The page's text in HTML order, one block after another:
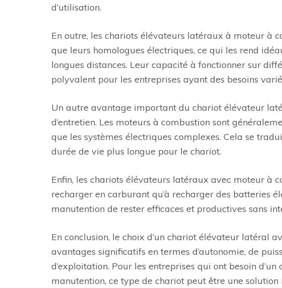
d’utilisation.
En outre, les chariots élévateurs latéraux à moteur à
que leurs homologues électriques, ce qui les rend
longues distances. Leur capacité à fonctionner sur
polyvalent pour les entreprises ayant des besoins
Un autre avantage important du chariot élévateur
d’entretien. Les moteurs à combustion sont
que les systèmes électriques complexes. Cela se
durée de vie plus longue pour le chariot.
Enfin, les chariots élévateurs latéraux avec moteur à
recharger en carburant qu’à recharger des batteries
manutention de rester efficaces et productives sans
En conclusion, le choix d’un chariot élévateur latéral
avantages significatifs en termes d’autonomie, de
d’exploitation. Pour les entreprises qui ont besoin
manutention, ce type de chariot peut être une solution